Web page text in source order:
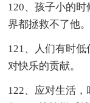
120、孩子小的
界都拯救不了他。
121、人们有时
对快乐的贡献。
122、应对生活